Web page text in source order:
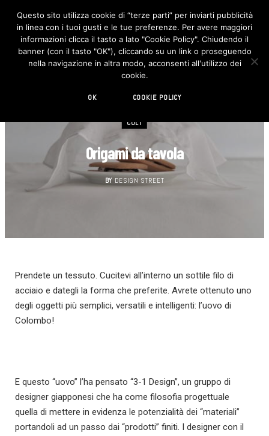
F
c
e
b
o
I
n
s
t
CULT
Origami da tavola
BY DESIGN STREET
Prendete un tessuto. Cucitevi all’interno un sottile filo di
acciaio e dategli la forma che preferite. Avrete ottenuto uno
degli oggetti più semplici, versatili e intelligenti: l’uovo di
Colombo!
E questo “uovo” l’ha pensato “3-1 Design”, un gruppo di
designer giapponesi che ha come filosofia progettuale
quella di mettere in evidenza le potenzialità dei “materiali”
portandoli ad un passo dai “prodotti” finiti. I designer con il
Questo sito utilizza cookie di “terze parti” per inviarti pubblicità
in linea con i tuoi gusti e le tue preferenze. Per avere maggiori
informazioni clicca il tasto a lato "Cookie Policy". Chiudendo il
banner (con il tasto "OK"), cliccando su un link o proseguendo
nella navigazione in altra modo, acconsenti all'utilizzo dei
cookie.
OK COOKIE POLICY